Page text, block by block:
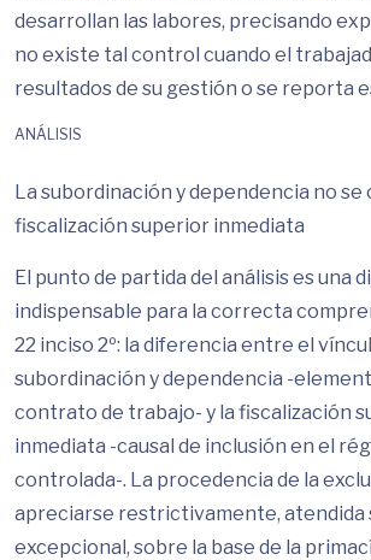
desarrollan las labores, precisando
no existe tal control cuando el
resultados de su gestión o se reporta
ANÁLISIS
La subordinación y dependencia no se
fiscalización superior inmediata
El punto de partida del análisis es una
indispensable para la correcta
22 inciso 2º: la diferencia entre el
subordinación y dependencia -
contrato de trabajo- y la fiscalización
inmediata -causal de inclusión en el
controlada-. La procedencia de la
apreciarse restrictivamente, atendida
excepcional, sobre la base de la